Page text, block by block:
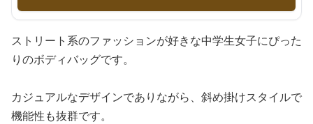
ストリート系のファッションが好きな中学生女子にぴった
りのボディバッグです。
カジュアルなデザインでありながら、斜め掛けスタイルで
機能性も抜群です。